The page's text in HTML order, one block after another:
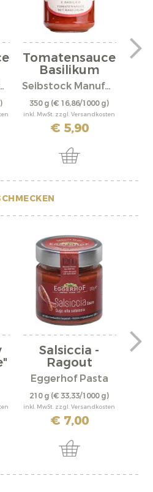
Tomatensauce
Basilikum
Seibstock Manufaktur
350 g (€ 16,86/1000 g)
inkl. MwSt. zzgl. Versandkosten
€ 5,90
Salsiccia -
Ragout
Eggerhof Pasta
210 g (€ 33,33/1000 g)
inkl. MwSt. zzgl. Versandkosten
€ 7,00